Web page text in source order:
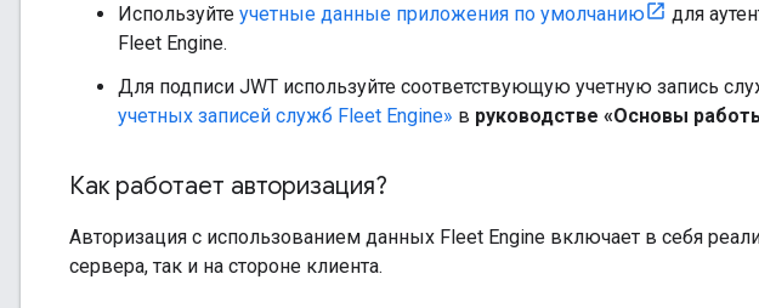
Используйте учетные данные приложения по умолчанию
для
Fleet Engine.
Для подписи JWT используйте соответствующую учетную запись
учетных записей служб Fleet Engine» в руководстве «Основы
Как работает авторизация?
Авторизация с использованием данных Fleet Engine включает в себя
сервера, так и на стороне клиента.